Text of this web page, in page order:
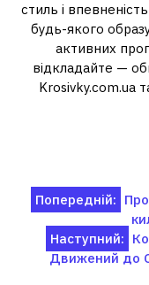
стиль і
будь-якого
активних
відкладайте —
Krosivky.com.ua
Навігація
записів
Попередній:
Наступний:
Движений до